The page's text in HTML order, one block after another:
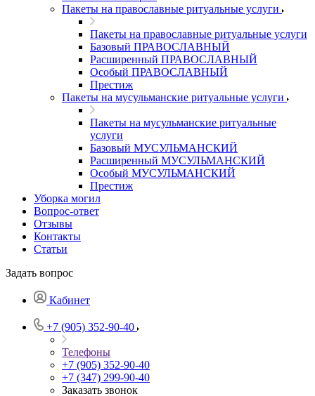
Пакеты на православные ритуальные услуги
Пакеты на православные ритуальные услуги
Базовый ПРАВОСЛАВНЫЙ
Расширенный ПРАВОСЛАВНЫЙ
Особый ПРАВОСЛАВНЫЙ
Престиж
Пакеты на мусульманские ритуальные услуги
Пакеты на мусульманские ритуальные
услуги
Базовый МУСУЛЬМАНСКИЙ
Расширенный МУСУЛЬМАНСКИЙ
Особый МУСУЛЬМАНСКИЙ
Престиж
Уборка могил
Вопрос-ответ
Отзывы
Контакты
Статьи
Задать вопрос
Кабинет
+7 (905) 352-90-40
Телефоны
+7 (905) 352-90-40
+7 (347) 299-90-40
Заказать звонок